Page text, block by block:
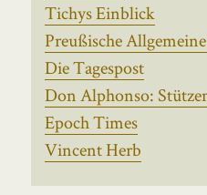
Tichys Einblick
Preußische
Die Tagespost
Don Alphonso:
Epoch Times
Vincent Herb